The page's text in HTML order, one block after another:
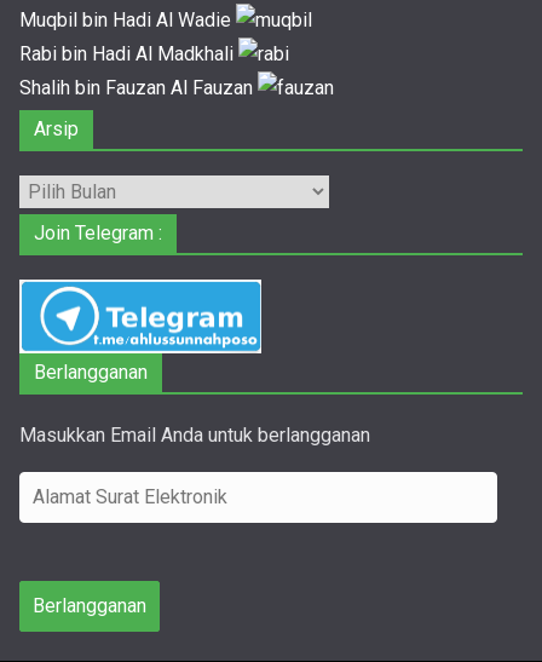
Muqbil bin Hadi Al Wadie
Rabi bin Hadi Al Madkhali
Shalih bin Fauzan Al Fauzan
Arsip
Arsip
Join Telegram :
Berlangganan
Masukkan Email Anda untuk berlangganan
l
m
t
Berlangganan